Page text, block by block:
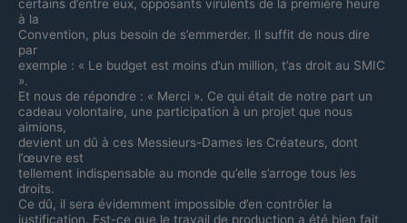
certains d’entre eux, opposants virulents de la première heure
à la
Convention, plus besoin de s’emmerder. Il suffit de nous dire
par
exemple : « Le budget est moins d’un million, t’as droit au SMIC
».
Et nous de répondre : « Merci ». Ce qui était de notre part un
cadeau volontaire, une participation à un projet que nous
aimions,
devient un dû à ces Messieurs-Dames les Créateurs, dont
l’œuvre est
tellement indispensable au monde qu’elle s’arroge tous les
droits.
Ce dû, il sera évidemment impossible d’en contrôler la
justification. Est-ce que le travail de production a été bien fait